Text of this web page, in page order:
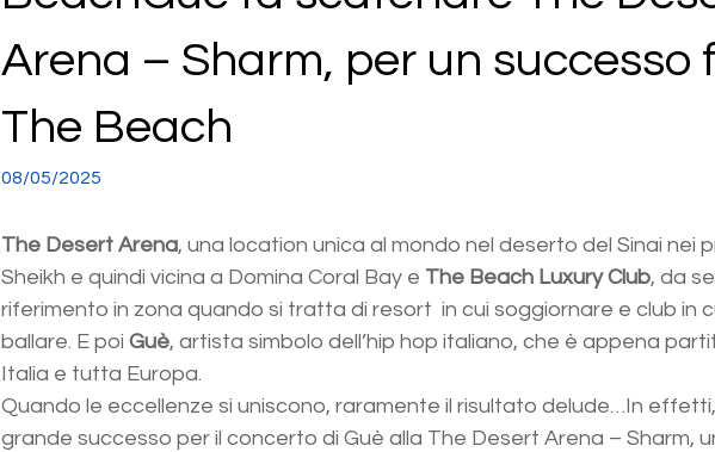
Arena – Sharm, per un successo
The Beach
08/05/2025
The Desert Arena, una location unica al mondo nel deserto del Sinai nei
Sheikh e quindi vicina a Domina Coral Bay e The Beach Luxury Club, da
riferimento in zona quando si tratta di resort  in cui soggiornare e club in
ballare. E poi Guè, artista simbolo dell’hip hop italiano, che è appena
Italia e tutta Europa.
Quando le eccellenze si uniscono, raramente il risultato delude…In
grande successo per il concerto di Guè alla The Desert Arena – Sharm,